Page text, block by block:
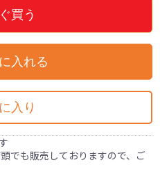
買う
入れる
入り
でも販売しておりますので、ご